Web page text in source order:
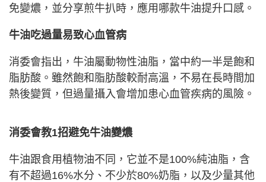
免變燶，並分享煎牛扒時，應用哪款牛油提升口感。
牛油吃過量易致心血管病
消委會指出，牛油屬動物性油脂，當中約一半是飽和
脂肪酸。雖然飽和脂肪酸較耐高溫，不易在長時間加
熱後變質，但過量攝入會增加患心血管疾病的風險。
消委會教1招避免牛油變燶
牛油跟食用植物油不同，它並不是100%純油脂，含
有不超過16%水分、不少於80%奶脂，以及少量其他